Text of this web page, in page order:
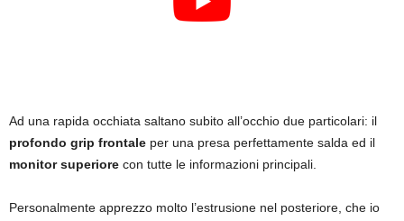
Ad una rapida occhiata saltano subito all’occhio due particolari: il
profondo grip frontale per una presa perfettamente salda ed il
monitor superiore con tutte le informazioni principali.
Personalmente apprezzo molto l’estrusione nel posteriore, che io